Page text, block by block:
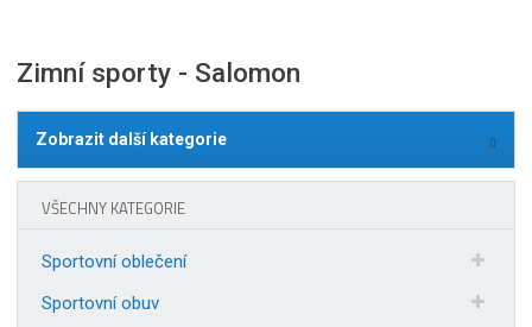
í
s
Zimní sporty - Salomon
Zobrazit další kategorie
VŠECHNY KATEGORIE
Sportovní oblečení
Sportovní obuv